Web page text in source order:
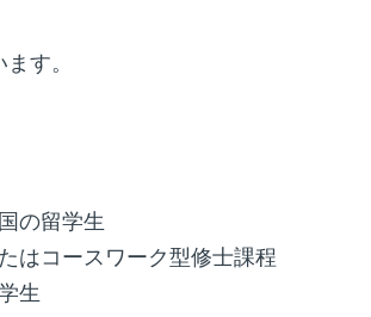
す。
の留学生
はコースワーク型修士課程
生